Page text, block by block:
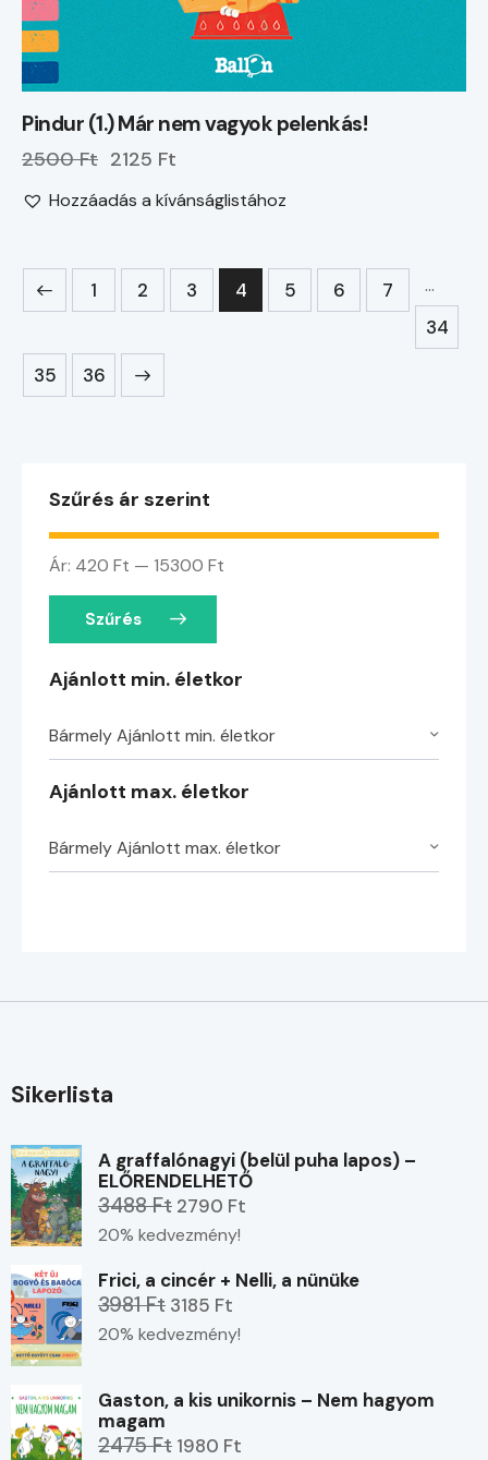
Pindur (1.) Már nem vagyok pelenkás!
2500 Ft 2125 Ft
Hozzáadás a kívánságlistához
1 2 3 4 5 6 7
…
34
35
36
→
Szűrés ár szerint
Szűrés
Ár: 420 Ft — 15300 Ft
Ajánlott min. életkor
Bármely Ajánlott min. életkor
Ajánlott max. életkor
Bármely Ajánlott max. életkor
Sikerlista
A graffalónagyi (belül puha lapos) –
ELŐRENDELHETŐ
3488 Ft 2790 Ft
20% kedvezmény!
Frici, a cincér + Nelli, a nünüke
3981 Ft 3185 Ft
20% kedvezmény!
Gaston, a kis unikornis – Nem hagyom
magam
2475 Ft 1980 Ft